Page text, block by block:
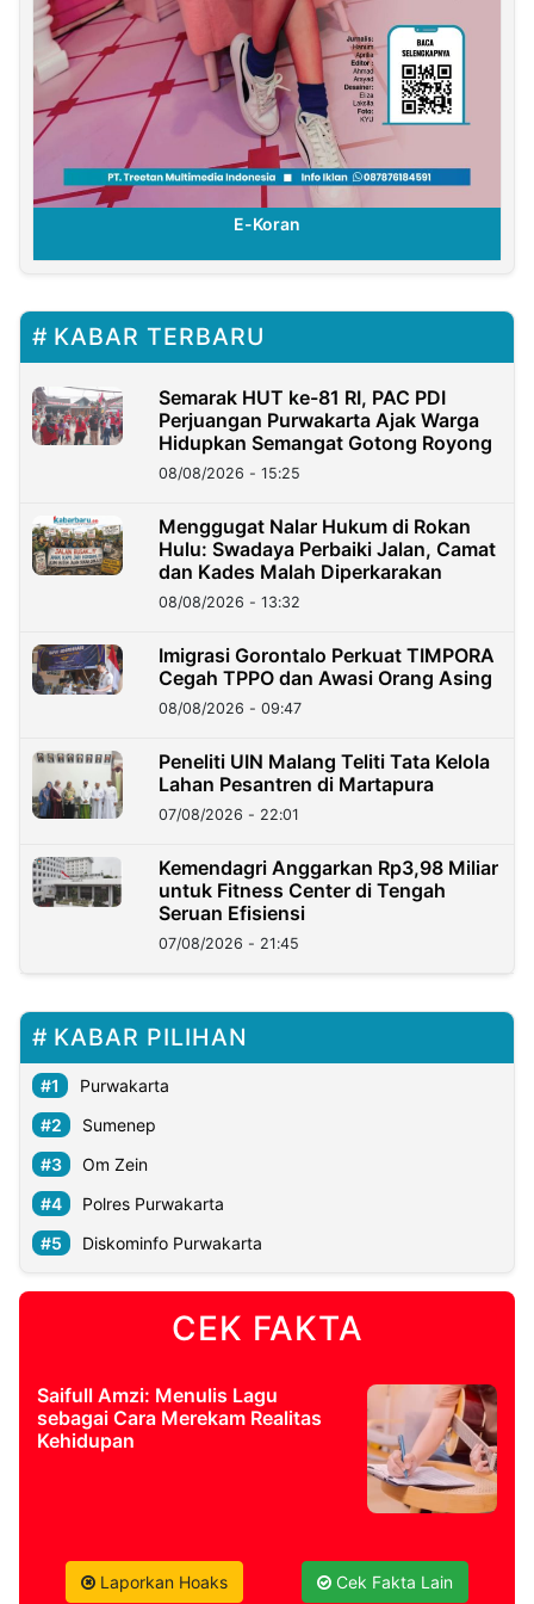
E-Koran
KABAR TERBARU
Semarak HUT ke-81 RI, PAC PDI
Perjuangan Purwakarta Ajak Warga
Hidupkan Semangat Gotong Royong
08/08/2026 - 15:25
Menggugat Nalar Hukum di Rokan
Hulu: Swadaya Perbaiki Jalan, Camat
dan Kades Malah Diperkarakan
08/08/2026 - 13:32
Imigrasi Gorontalo Perkuat TIMPORA
Cegah TPPO dan Awasi Orang Asing
08/08/2026 - 09:47
Peneliti UIN Malang Teliti Tata Kelola
Lahan Pesantren di Martapura
07/08/2026 - 22:01
Kemendagri Anggarkan Rp3,98 Miliar
untuk Fitness Center di Tengah
Seruan Efisiensi
07/08/2026 - 21:45
KABAR PILIHAN
Purwakarta
Sumenep
Om Zein
Polres Purwakarta
Diskominfo Purwakarta
CEK FAKTA
Saifull Amzi: Menulis Lagu
sebagai Cara Merekam Realitas
Kehidupan
Laporkan Hoaks Cek Fakta Lain